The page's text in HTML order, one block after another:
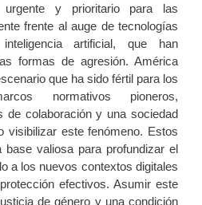
urgente y prioritario para las
frente al auge de tecnologías
artificial, que han
formas de agresión. América
que ha sido fértil para los
normativos pioneros,
de colaboración y una sociedad
visibilizar este fenómeno. Estos
base valiosa para profundizar el
a los nuevos contextos digitales
efectivos. Asumir este
de género y una condición